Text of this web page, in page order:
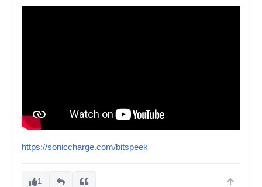
https://soniccharge.com/bitspeek
1